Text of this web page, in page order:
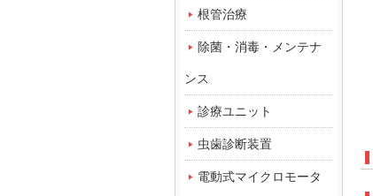
根管治療
除菌・消毒・メンテナ
ンス
診療ユニット
虫歯診断装置
電動式マイクロモータ